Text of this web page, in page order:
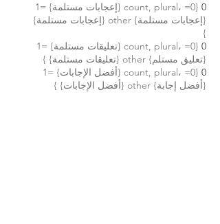
0
{count, plural، =0 {إعجابات مستلمة} =1
{إعجابات مستلمة} other {إعجابات مستلمة}
}
0
{count, plural، =0 {تعليقات مستلمة} =1
{تعليق مستلم} other {تعليقات مستلمة} }
0
{count, plural، =0 {أفضل الإجابات} =1
{أفضل إجابة} other {أفضل الإجابات} }